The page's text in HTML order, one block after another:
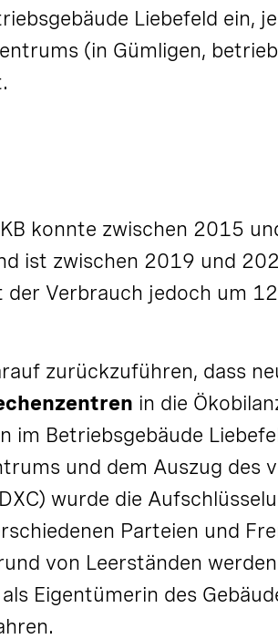
Liebefeld ein,
(in Gümligen,
konnte zwischen 2015
ist zwischen 2019 und
Verbrauch jedoch um
zurückzuführen, dass
in die
im Betriebsgebäude
und dem Auszug des
wurde die
Parteien und
von Leerständen
Eigentümerin des